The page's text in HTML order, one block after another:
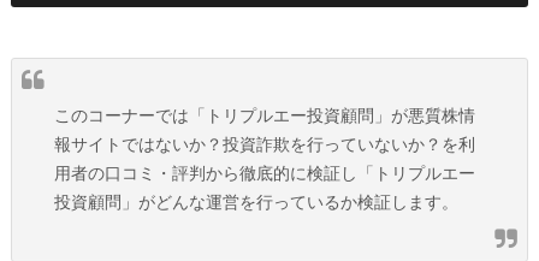
このコーナーでは「トリプルエー投資顧問」が悪質株情
報サイトではないか？投資詐欺を行っていないか？を利
用者の口コミ・評判から徹底的に検証し「トリプルエー
投資顧問」がどんな運営を行っているか検証します。